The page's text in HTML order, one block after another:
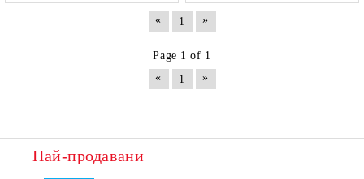
« 1 »
Page 1 of 1
«
1 »
Най-продавани